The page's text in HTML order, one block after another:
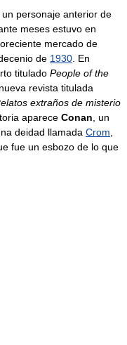
personaje anterior de
meses estuvo en
mercado de
de 1930 . En
titulado People of the
revista titulada
extraños de misterio
aparece Conan , un
deidad llamada Crom
fue un esbozo de lo que